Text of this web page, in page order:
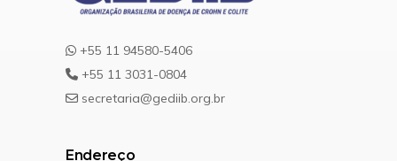
+55 11 94580-5406
+55 11 3031-0804
secretaria@gediib.org.br
Endereço